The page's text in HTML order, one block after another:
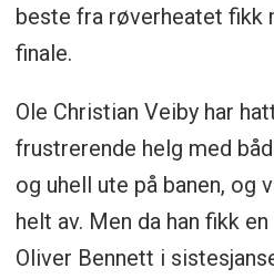
beste fra røverheatet fikk
finale.
Ole Christian Veiby har
frustrerende helg med
og uhell ute på banen, og
helt av. Men da han fikk
Oliver Bennett i